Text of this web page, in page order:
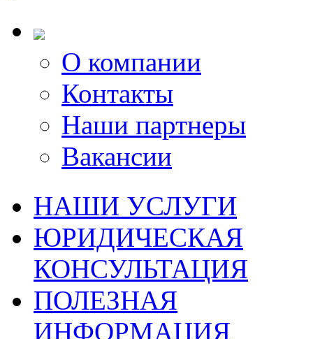
О компании
Контакты
Наши партнеры
Вакансии
НАШИ УСЛУГИ
ЮРИДИЧЕСКАЯ
КОНСУЛЬТАЦИЯ
ПОЛЕЗНАЯ
ИНФОРМАЦИЯ